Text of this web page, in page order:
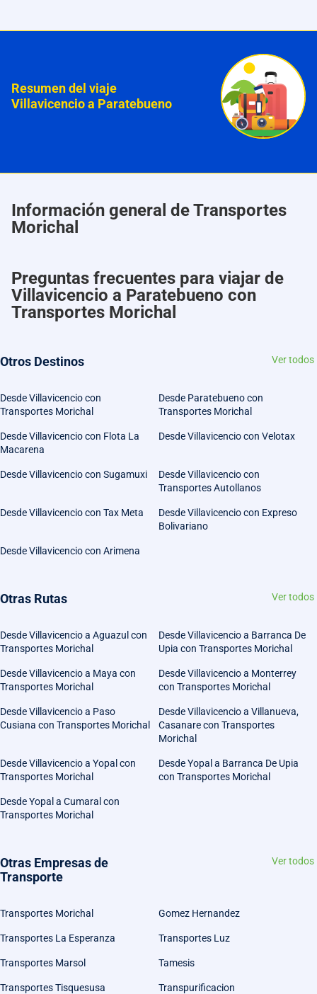
Resumen del viaje
Villavicencio a Paratebueno
Información general de Transportes
Morichal
Preguntas frecuentes para viajar de
Villavicencio a Paratebueno con
Transportes Morichal
Otros Destinos Ver todos
Desde Villavicencio con
Transportes Morichal
Desde Paratebueno con
Transportes Morichal
Desde Villavicencio con Flota La
Macarena
Desde Villavicencio con Velotax
Desde Villavicencio con Sugamuxi
Desde Villavicencio con
Transportes Autollanos
Desde Villavicencio con Tax Meta
Desde Villavicencio con Expreso
Bolivariano
Desde Villavicencio con Arimena
Otras Rutas Ver todos
Desde Villavicencio a Aguazul con
Transportes Morichal
Desde Villavicencio a Barranca De
Upia con Transportes Morichal
Desde Villavicencio a Maya con
Transportes Morichal
Desde Villavicencio a Monterrey
con Transportes Morichal
Desde Villavicencio a Paso
Cusiana con Transportes Morichal
Desde Villavicencio a Villanueva,
Casanare con Transportes
Morichal
Desde Villavicencio a Yopal con
Transportes Morichal
Desde Yopal a Barranca De Upia
con Transportes Morichal
Desde Yopal a Cumaral con
Transportes Morichal
Otras Empresas de
Transporte
Ver todos
Transportes Morichal Gomez Hernandez
Transportes La Esperanza Transportes Luz
Transportes Marsol Tamesis
Transportes Tisquesusa Transpurificacion